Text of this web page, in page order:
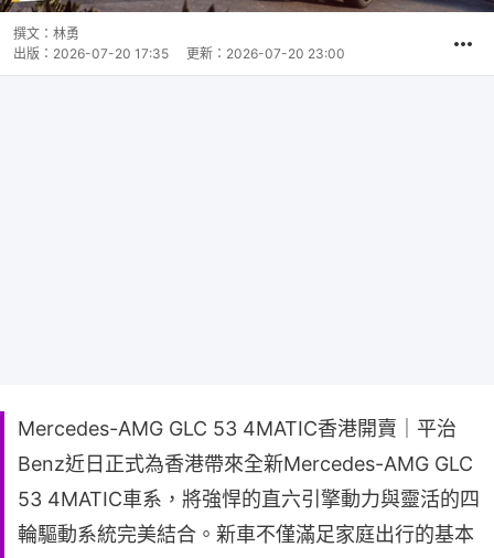
撰文： 林勇
出版： 2026-07-20 17:35 更新： 2026-07-20 23:00
Mercedes-AMG GLC 53 4MATIC香港開賣｜平治
Benz近日正式為香港帶來全新Mercedes-AMG GLC
53 4MATIC車系，將強悍的直六引擎動力與靈活的四
輪驅動系統完美結合。新車不僅滿足家庭出行的基本